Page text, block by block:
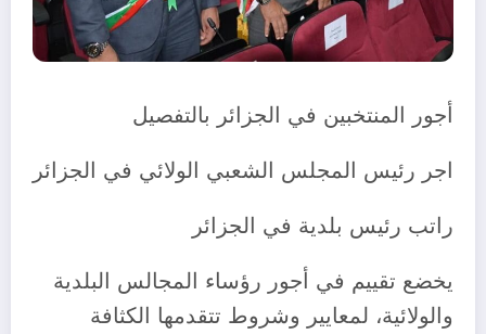
أجور المنتخبين في الجزائر بالتفصيل
اجر رئيس المجلس الشعبي الولائي في الجزائر
راتب رئيس بلدية في الجزائر
يخضع تقييم في أجور رؤساء المجالس البلدية
والولائية، لمعايير وشروط تتقدمها الكثافة